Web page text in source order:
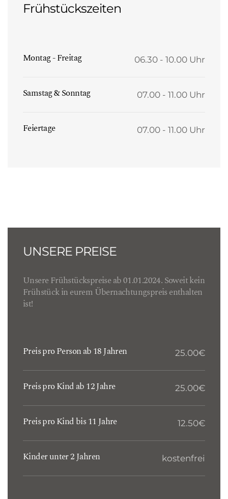
Frühstückszeiten
Montag - Freitag 06.30 - 10.00 Uhr
Samstag & Sonntag 07.00 - 11.00 Uhr
Feiertage 07.00 - 11.00 Uhr
UNSERE PREISE
Unsere Frühstückspreise ab 01.01.2024. Soweit kein
Frühstück in eurem Übernachtungspreis enthalten
ist!
Preis pro Person ab 18 Jahren 25.00€
Preis pro Kind ab 12 Jahre 25.00€
Preis pro Kind bis 11 Jahre 12.50€
Kinder unter 2 Jahren kostenfrei